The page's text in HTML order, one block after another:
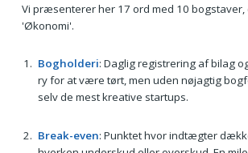
Vi præsenterer her 17 ord med 10 bogstaver,
'Økonomi'.
Bogholderi: Daglig registrering af bilag
ry for at være tørt, men uden nøjagtig
selv de mest kreative startups.
Break-even: Punktet hvor indtægter